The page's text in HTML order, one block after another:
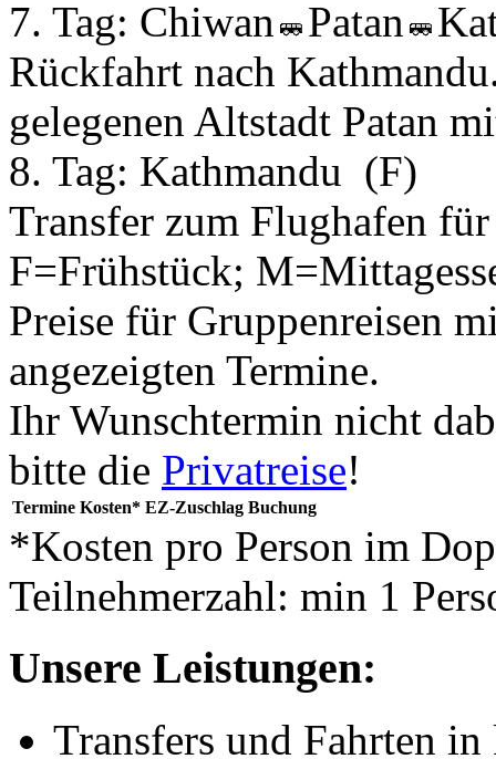
7. Tag: Chiwan Patan
Rückfahrt nach
gelegenen Altstadt Patan
8. Tag: Kathmandu (F)
Transfer zum Flughafen
F=Frühstück;
Preise für Gruppenreisen
angezeigten Termine.
Ihr Wunschtermin nicht
bitte die Privatreise!
Termine Kosten* EZ-Zuschlag Buchung
*Kosten pro Person im
Teilnehmerzahl: min 1
Unsere Leistungen:
Transfers und Fahrten